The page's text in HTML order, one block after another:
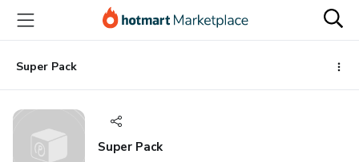
para
conteúdo
principal
para
pagamento
para
rodapé
Super Pack
Super Pack